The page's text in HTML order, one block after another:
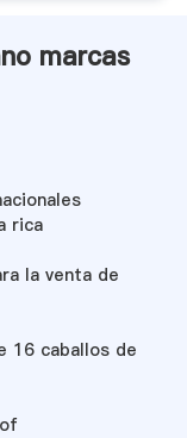
marcas
rica
la venta de
16 caballos de